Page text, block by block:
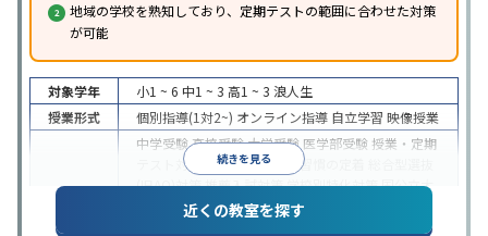
地域の学校を熟知しており、定期テストの範囲に合わせた対策
が可能
続きを見る
対象学年 小1 ~ 6 中1 ~ 3 高1 ~ 3 浪人生
授業形式
個別指導(1対2~) オンライン指導 自立学習 映像授業
中学受験高校受験大学受験 医学部受験 授業・定期
テスト対策
内申点対策 学習習慣の定着
(旧AO)対策推薦入試対策学校別特化対策国公立大
私大対策共通テスト対策
英語・英会話特化
近くの教室を探す